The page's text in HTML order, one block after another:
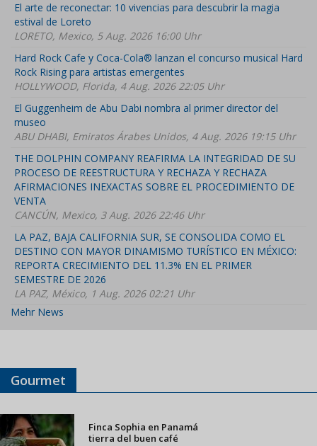
El arte de reconectar: 10 vivencias para descubrir la magia
estival de Loreto
LORETO, Mexico, 5 Aug. 2026 16:00 Uhr
Hard Rock Cafe y Coca-Cola® lanzan el concurso musical Hard
Rock Rising para artistas emergentes
HOLLYWOOD, Florida, 4 Aug. 2026 22:05 Uhr
El Guggenheim de Abu Dabi nombra al primer director del
museo
ABU DHABI, Emiratos Árabes Unidos, 4 Aug. 2026 19:15 Uhr
THE DOLPHIN COMPANY REAFIRMA LA INTEGRIDAD DE SU
PROCESO DE REESTRUCTURA Y RECHAZA Y RECHAZA
AFIRMACIONES INEXACTAS SOBRE EL PROCEDIMIENTO DE
VENTA
CANCÚN, Mexico, 3 Aug. 2026 22:46 Uhr
LA PAZ, BAJA CALIFORNIA SUR, SE CONSOLIDA COMO EL
DESTINO CON MAYOR DINAMISMO TURÍSTICO EN MÉXICO:
REPORTA CRECIMIENTO DEL 11.3% EN EL PRIMER
SEMESTRE DE 2026
LA PAZ, México, 1 Aug. 2026 02:21 Uhr
Mehr News
Gourmet
Finca Sophia en Panamá
tierra del buen café